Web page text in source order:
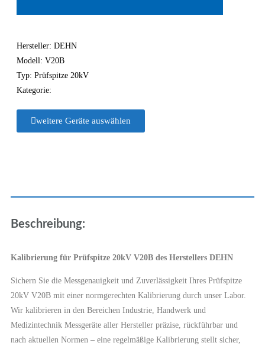
Hersteller: DEHN
Modell: V20B
Typ: Prüfspitze 20kV
Kategorie:
weitere Geräte auswählen
Beschreibung:
Kalibrierung für Prüfspitze 20kV V20B des Herstellers DEHN
Sichern Sie die Messgenauigkeit und Zuverlässigkeit Ihres Prüfspitze
20kV V20B mit einer normgerechten Kalibrierung durch unser Labor.
Wir kalibrieren in den Bereichen Industrie, Handwerk und
Medizintechnik Messgeräte aller Hersteller präzise, rückführbar und
nach aktuellen Normen – eine regelmäßige Kalibrierung stellt sicher,